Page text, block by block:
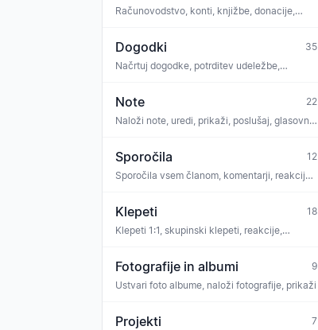
Računovodstvo, konti, knjižbe, donacije,
Dogodki
35
Načrtuj dogodke, potrditev udeležbe,
Note
22
Naloži note, uredi, prikaži, poslušaj, glasovni
Sporočila
12
Sporočila vsem članom, komentarji, reakcije,
Klepeti
18
Klepeti 1:1, skupinski klepeti, reakcije,
Fotografije in albumi
9
Ustvari foto albume, naloži fotografije, prikaži
Projekti
7